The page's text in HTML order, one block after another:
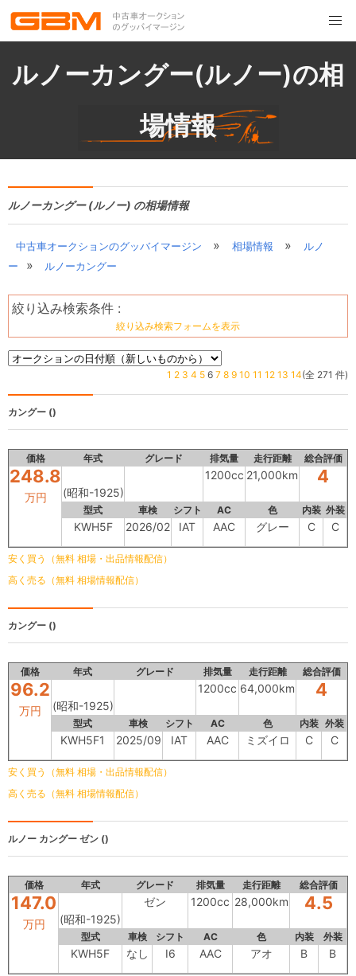
ルノーカングー(ルノー)の相
場情報
ルノーカングー (ルノー) の相場情報
中古車オークションのグッバイマージン » 相場情報 »
ルノ
ー
» ルノーカングー
絞り込み検索条件 :
絞り込み検索フォームを表示
1 2 3 4 5 6 7 8 9 10 11 12 13 14(全 271 件)
カングー ()
価格 年式 グレード 排気量 走行距離 総合評価
248.8
万円 (昭和-1925)
1200cc 21,000km 4
型式 車検 シフト AC 色 内装 外装
KWH5F 2026/02 IAT AAC グレー C C
安く買う（無料 相場・出品情報配信）
高く売る（無料 相場情報配信）
カングー ()
価格 年式 グレード 排気量 走行距離 総合評価
96.2
万円 (昭和-1925)
1200cc 64,000km 4
型式 車検 シフト AC 色 内装 外装
KWH5F1 2025/09 IAT AAC ミズイロ C C
安く買う（無料 相場・出品情報配信）
高く売る（無料 相場情報配信）
ルノー カングー ゼン ()
価格 年式 グレード 排気量 走行距離 総合評価
147.0
万円 (昭和-1925)
ゼン 1200cc 28,000km 4.5
型式 車検 シフト AC 色 内装 外装
KWH5F なし I6 AAC アオ B B